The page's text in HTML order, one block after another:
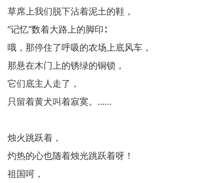
草席上我们脱下沾着泥土的鞋，
“记忆”数着大路上的脚印∶
哦，那停住了呼吸的农场上底风车，
那悬在木门上的锈绿的铜锁，
它们底主人走了，
只留着黄犬叫着寂寞。……
烛火跳跃着，
灼热的心也随着烛光跳跃着呀！
祖国呵，